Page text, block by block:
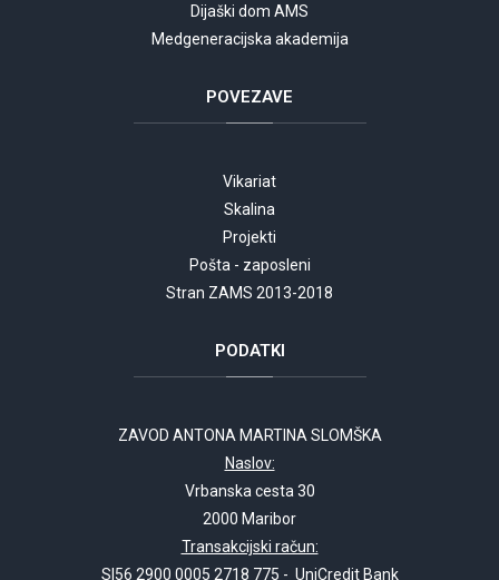
Dijaški dom AMS
Medgeneracijska akademija
POVEZAVE
Vikariat
Skalina
Projekti
Pošta - zaposleni
Stran ZAMS 2013-2018
PODATKI
ZAVOD ANTONA MARTINA SLOMŠKA
Naslov:
Vrbanska cesta 30
2000 Maribor
Transakcijski račun:
SI56 2900 0005 2718 775 - UniCredit Bank